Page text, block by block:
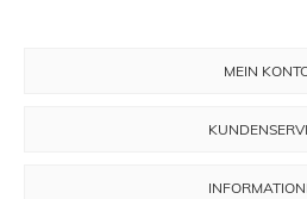
MEIN